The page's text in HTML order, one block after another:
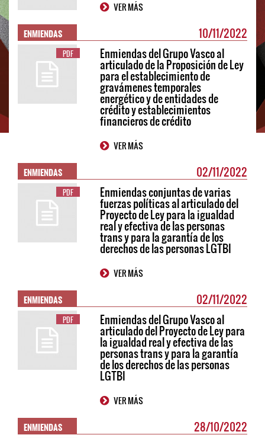
VER MÁS
ENMIENDAS 10/11/2022
PDF Enmiendas del Grupo Vasco al
articulado de la Proposición de Ley
para el establecimiento de
gravámenes temporales
energético y de entidades de
crédito y establecimientos
financieros de crédito
VER MÁS
ENMIENDAS 02/11/2022
PDF Enmiendas conjuntas de varias
fuerzas políticas al articulado del
Proyecto de Ley para la igualdad
real y efectiva de las personas
trans y para la garantía de los
derechos de las personas LGTBI
VER MÁS
ENMIENDAS 02/11/2022
PDF Enmiendas del Grupo Vasco al
articulado del Proyecto de Ley para
la igualdad real y efectiva de las
personas trans y para la garantía
de los derechos de las personas
LGTBI
VER MÁS
ENMIENDAS 28/10/2022